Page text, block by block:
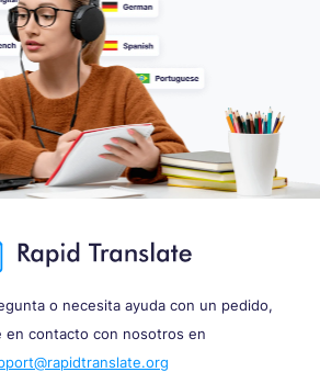
o necesita ayuda con un pedido,
en contacto con nosotros en